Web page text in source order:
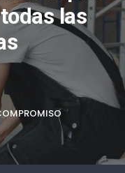
las